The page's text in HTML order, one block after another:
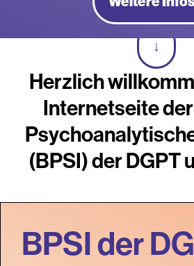
↓
Herzlich
Internetseite
(BPSI) der DGPT
BPSI der